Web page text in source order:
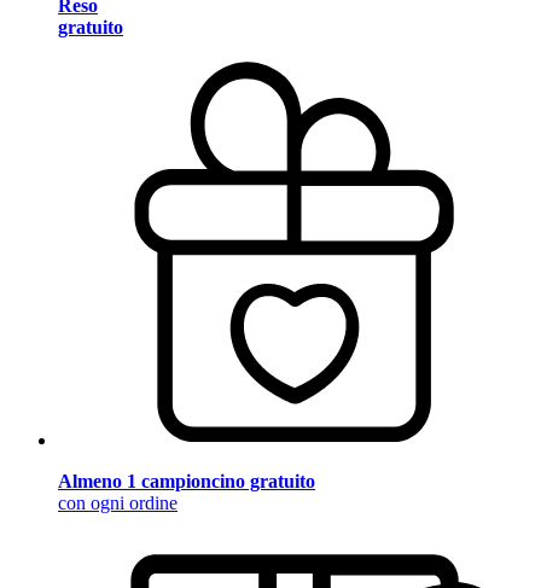
Reso
gratuito
Almeno 1 campioncino gratuito
con ogni ordine